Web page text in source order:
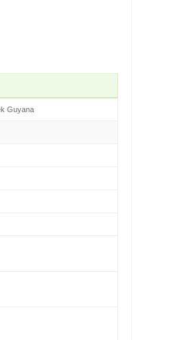
Guyana